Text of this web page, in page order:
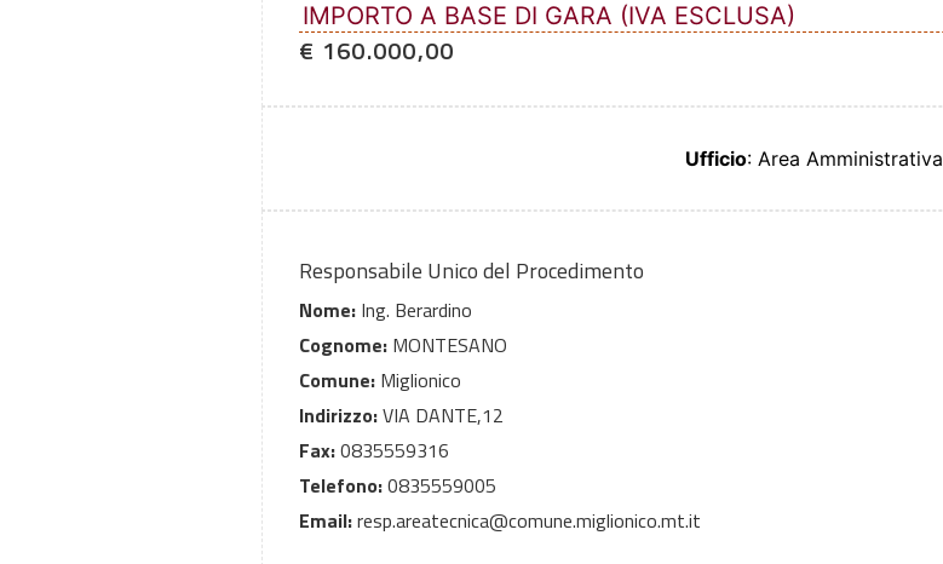
IMPORTO A BASE DI GARA (IVA ESCLUSA)
€ 160.000,00
Ufficio: Area Amministrativa
Responsabile Unico del Procedimento
Nome: Ing. Berardino
Cognome: MONTESANO
Comune: Miglionico
Indirizzo:VIA DANTE,12
Fax:0835559316
Telefono:0835559005
Email:resp.areatecnica@comune.miglionico.mt.it